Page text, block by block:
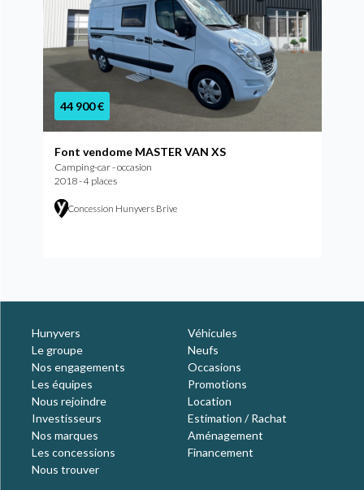
44 900 €
Font vendome MASTER VAN XS
Camping-car - occasion
2018 - 4 places
Concession Hunyvers Brive
Hunyvers
Le groupe
Nos engagements
Les équipes
Nous rejoindre
Investisseurs
Nos marques
Les concessions
Nous trouver
Véhicules
Neufs
Occasions
Promotions
Location
Estimation / Rachat
Aménagement
Financement